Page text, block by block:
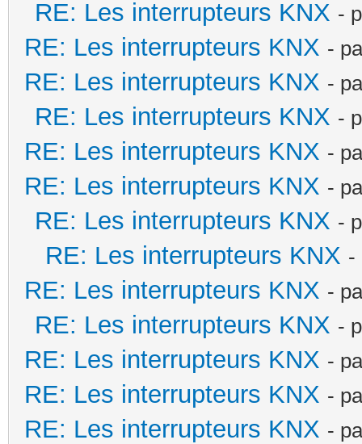
RE: Les interrupteurs KNX -
RE: Les interrupteurs KNX -
RE: Les interrupteurs KNX -
RE: Les interrupteurs KNX -
RE: Les interrupteurs KNX -
RE: Les interrupteurs KNX -
RE: Les interrupteurs KNX -
RE: Les interrupteurs KNX -
RE: Les interrupteurs KNX -
RE: Les interrupteurs KNX -
RE: Les interrupteurs KNX -
RE: Les interrupteurs KNX -
RE: Les interrupteurs KNX -